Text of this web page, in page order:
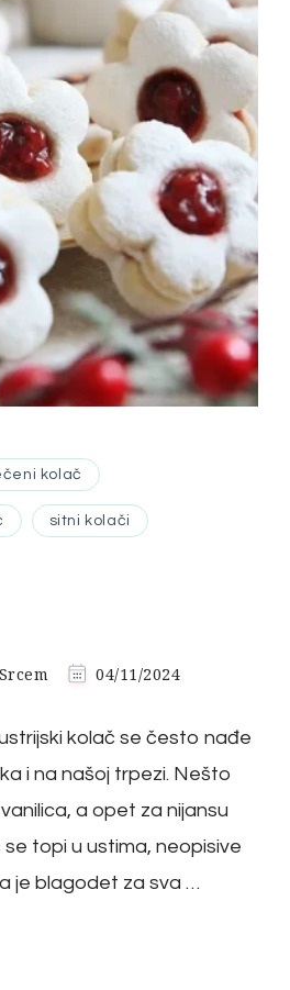
kolač
sitni kolači
04/11/2024
kolač se često nađe
i na našoj trpezi. Nešto
a opet za nijansu
se topi u ustima, neopisive
je blagodet za sva …